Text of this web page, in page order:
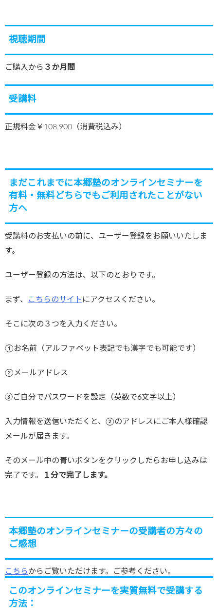
視聴期間
ご購入から ３か月間
受講料
正規料金￥108,900（消費税込み）
まだこれまでに本郷塾のオンラインセミナーを
有料・無料どちらでもご利用されたことがない
方へ
受講料のお支払いの前に、ユーザー登録をお願いいたしま
す。
ユーザー登録の方法は、以下のとおりです。
まず、 こちらのサイト にアクセスください。
そこに次の３つを入力ください。
①お名前（アルファベット表記でも漢字でも可能です）
②メールアドレス
➂ご自分でパスワードを設定（英数で6文字以上）
入力情報を送信いただくと、②のアドレスにご本人様確認
メールが届きます。
そのメール中の青いボタンをクリックしたらお申し込みは
完了です。
１分で完了します。
本郷塾のオンラインセミナーの受講者の方々の
ご感想
こちらからご覧いただけます。ご参考ください。
このオンラインセミナーを実質無料で受講する
方法：